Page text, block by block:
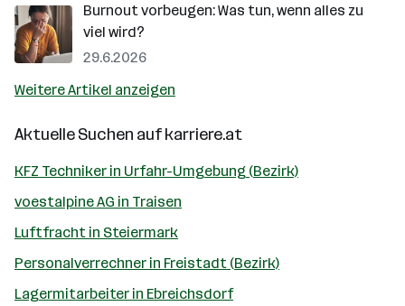
Burnout vorbeugen: Was tun, wenn alles zu
viel wird?
29.6.2026
Weitere Artikel anzeigen
Aktuelle Suchen aufkarriere.at
KFZ Techniker in Urfahr-Umgebung (Bezirk)
voestalpine AG in Traisen
Luftfracht in Steiermark
Personalverrechner in Freistadt (Bezirk)
Lagermitarbeiter in Ebreichsdorf